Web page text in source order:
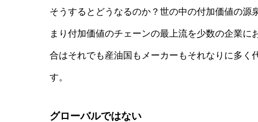
そうするとどうなるのか？世の中の付加価値の
まり付加価値のチェーンの最上流を少数の企業
合はそれでも産油国もメーカーもそれなりに多く
す。
グローバルではない